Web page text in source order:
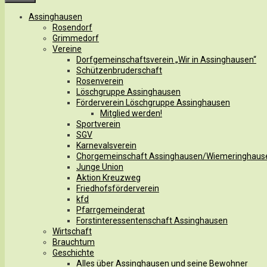
Assinghausen
Rosendorf
Grimmedorf
Vereine
Dorfgemeinschaftsverein „Wir in Assinghausen“
Schützenbruderschaft
Rosenverein
Löschgruppe Assinghausen
Förderverein Löschgruppe Assinghausen
Mitglied werden!
Sportverein
SGV
Karnevalsverein
Chorgemeinschaft Assinghausen/
Junge Union
Aktion Kreuzweg
Friedhofsförderverein
kfd
Pfarrgemeinderat
Forstinteressentenschaft Assinghausen
Wirtschaft
Brauchtum
Geschichte
Alles über Assinghausen und seine Bewohner